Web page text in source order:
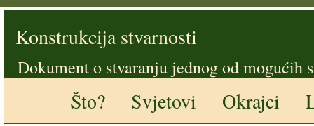
Konstrukcija stvarnosti
Dokument o stvaranju jednog od mogućih
Što? Svjetovi Okrajci